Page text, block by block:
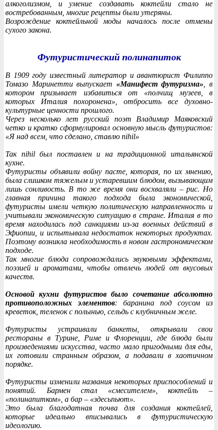
алкоголизмом, и умение создавать коктейли стало не
востребованным, многие рецепты были утеряны.
Возрождение коктейльной моды началось после отмены
сухого закона.
Футуристический полинапиток
В 1909 году известный литератор и авантюрист Филиппо
Томазо Маринетти выпускает «Манифест футуризма» , в
котором призывает избавиться от «полчищ музеев, в
которых Италия похоронена», отбросить все духовно-
культурные ценности прошлого.
Через несколько лет русский поэт Владимир Маяковский
четко и кратко сформулировал основную мысль футуристов:
«Я над всем, что сделано, ставлю nihil»
Так nihilбыл поставлен и на традиционной итальянской
кухне.
Футуристы объявили войну пасте, которая, по их мнению,
была слишком тяжелым и устаревшим блюдом, вызывающим
лишь сонливость. В то же время они восхваляли – рис. Но
главная причина такого подхода была экономической,
футуристы имели четкую политическую направленность и
учитывали экономическую ситуацию в стране. Италия в то
время находилась под санкциями из-за военных действий в
Эфиопии, и испытывала недостаток некоторых продуктах.
Поэтому возникла необходимость в новом гастрономическом
подходе.
Так многие блюда сопровождались звуковыми эффектами,
поэзией и ароматами, чтобы отвлечь людей от вкусовых
качеств.
Основой кухни футуристов было сочетание абсолютно
противоположных элементов: баранина под соусом из
креветок, теленок с полынью, сельдь с клубничным желе.
Футуристы устраивали банкеты, открывали свои
рестораны в Турине, Риме и Флоренции, где блюда были
произведениями искусства, часто мало пригодными для еды,
их готовили странным образом, а подавали в хаотичном
порядке.
Футуристы изменили названия некоторых приспособлений и
понятий. Бармен стал «смесителем», коктейль –
«полинапитком», а бар – «здесьпьют».
Это была благодатная почва для создания коктейлей,
которые идеально вписывались в футуристическую
идеологию.